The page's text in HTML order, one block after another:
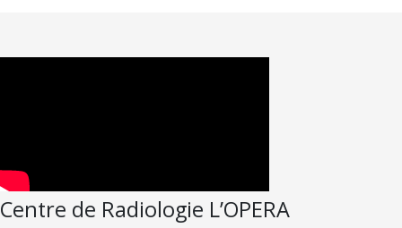
Centre de Radiologie L’OPERA